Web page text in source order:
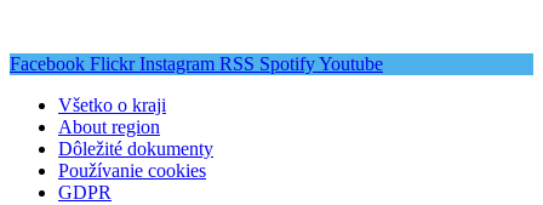
Facebook Flickr Instagram RSS SpotifyYoutube
Všetko o kraji
About region
Dôležité dokumenty
Používanie cookies
GDPR